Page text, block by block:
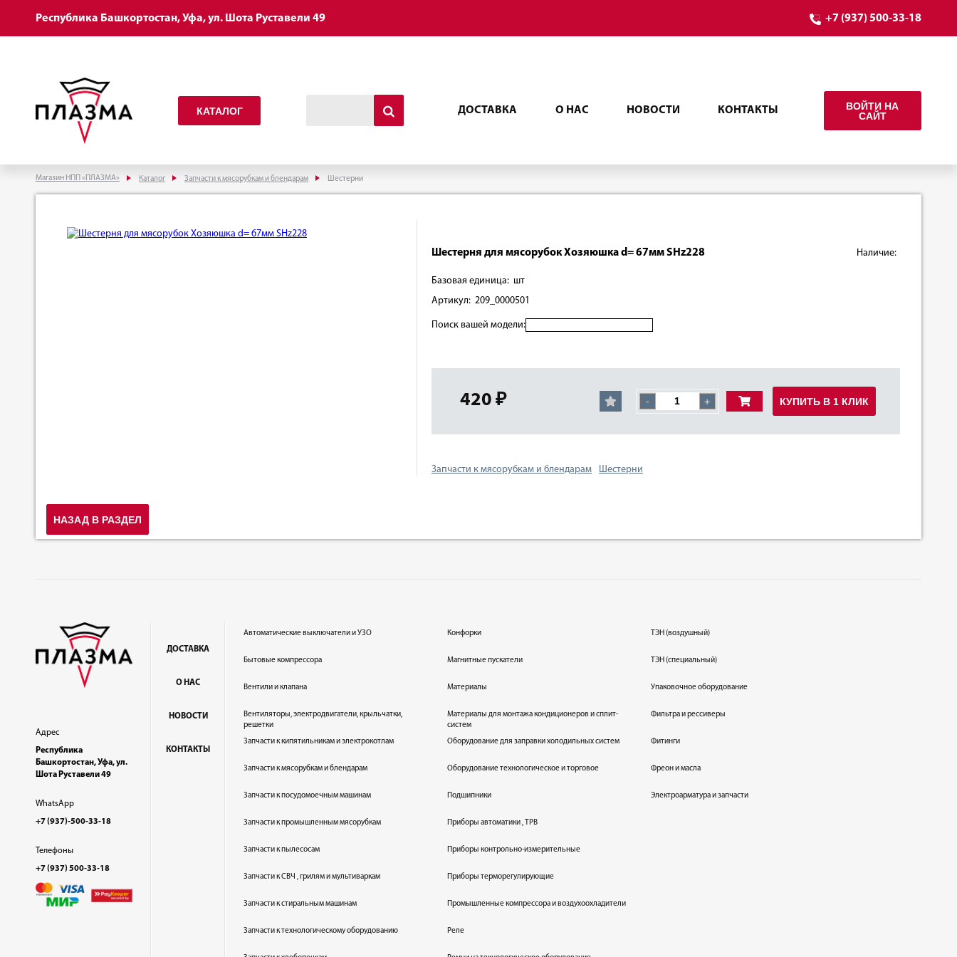
Республика Башкортостан, Уфа, ул. Шота Руставели 49 +7 (937) 500-33-18
КАТАЛОГ ДОСТАВКА О НАС НОВОСТИ КОНТАКТЫ
ВОЙТИ НА
САЙТ
Магазин НПП «ПЛАЗМА» Каталог Запчасти к мясорубкам и блендарам Шестерни
Шестерня для мясорубок Хозяюшка d= 67мм SHz228 Наличие:
Базовая единица: шт
Артикул: 209_0000501
Поиск вашей модели:
420 ₽ - + КУПИТЬ В 1 КЛИК
Запчасти к мясорубкам и блендарам Шестерни
НАЗАД В РАЗДЕЛ
Адрес
Республика
Башкортостан, Уфа, ул.
Шота Руставели 49
WhatsApp
+7 (937)-500-33-18
Телефоны
+7 (937) 500-33-18
ДОСТАВКА
О НАС
НОВОСТИ
КОНТАКТЫ
Автоматические выключатели и УЗО
Бытовые компрессора
Вентили и клапана
Вентиляторы, электродвигатели, крыльчатки,
решетки
Запчасти к кипятильникам и электрокотлам
Запчасти к мясорубкам и блендарам
Запчасти к посудомоечным машинам
Запчасти к промышленным мясорубкам
Запчасти к пылесосам
Запчасти к СВЧ , грилям и мультиваркам
Запчасти к стиральным машинам
Запчасти к технологическому оборудованию
Конфорки
Магнитные пускатели
Материалы
Материалы для монтажа кондиционеров и сплит-
систем
Оборудование для заправки холодильных систем
Оборудование технологическое и торговое
Подшипники
Приборы автоматики , ТРВ
Приборы контрольно-измерительные
Приборы терморегулирующие
Промышленные компрессора и воздухоохладители
Реле
ТЭН (воздушный)
ТЭН (специальный)
Упаковочное оборудование
Фильтра и рессиверы
Фитинги
Фреон и масла
Электроарматура и запчасти